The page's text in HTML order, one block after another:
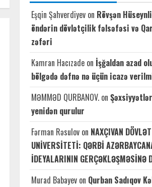
Eşqin Şahverdiyev on Rövşən
öndərin dövlətçilik fəlsəfəsi və
zəfəri
Kamran Hacızade on İşğaldan azad
bölgədə dəfnə nə üçün icazə
MƏMMƏD QURBANOV. on
yenidən qurulur
Fərman Rəsulov on NAXÇIVAN DÖVLƏT
UNİVERSİTETİ: QƏRBİ
İDEYALARININ GERÇƏKLƏŞMƏSİNƏ
Murad Babayev on Qurban Sadıqov